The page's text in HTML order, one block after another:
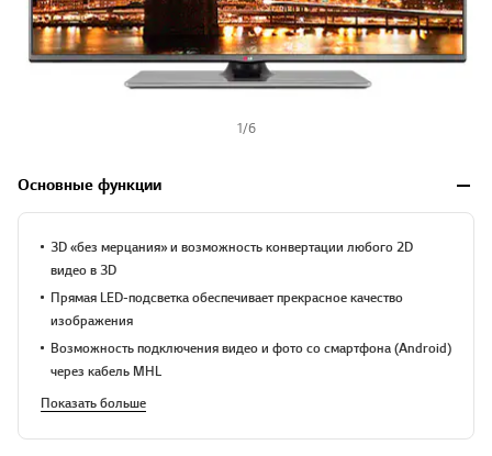
1/6
Основные функции
3D «без мерцания» и возможность конвертации любого 2D
видео в 3D
Прямая LED-подсветка обеспечивает прекрасное качество
изображения
Возможность подключения видео и фото со смартфона (Android)
через кабель MHL
Показать больше